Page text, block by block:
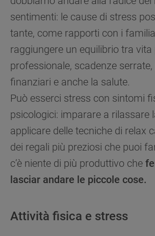
sentimenti: le cause di stress
tante, come rapporti con i
raggiungere un equilibrio tra vita
professionale, scadenze
finanziari e anche la salute.
Può esserci stress con sintomi
psicologici: imparare a rilassare
applicare delle tecniche di relax
dei regali più preziosi che puoi
c’è niente di più produttivo che
lasciar andare le piccole cose.
Attività fisica e stress
(iv) per personalizzare il contenuto
sito basato sull'utilizzo del sito stesso
dell'utente, migliorare le funzionalità
funzionali). Per maggiori informazioni
la Società utilizza i cookie o per
tue preferenze, consulta
Per maggiori informazioni su come la
tratta i dati personali anche raccolti
cookie consulta l’Informativa
pulsante “X” in alto a destra, saranno
le impostazioni predefinite che non
COOKIES", acconsenti all'utilizzo di